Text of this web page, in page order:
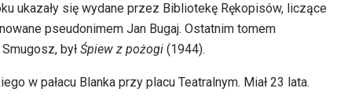
ukazały się wydane przez Bibliotekę Rękopisów, liczące
pseudonimem Jan Bugaj. Ostatnim tomem
był Śpiew z pożogi (1944).
w pałacu Blanka przy placu Teatralnym. Miał 23 lata.